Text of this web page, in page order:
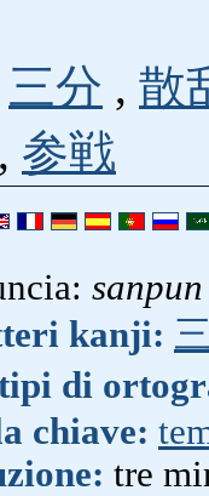
三分 , 散
, 参戦
sanpun
kanji:
di
chiave:
tre